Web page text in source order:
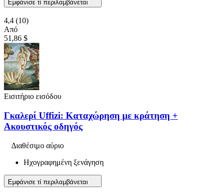
Εμφάνισε τί περιλαμβάνεται
4,4 (10)
Από
51,86 $
Εισιτήριο εισόδου
Γκαλερί Uffizi: Καταχώρηση με κράτηση +
Ακουστικός οδηγός
Διαθέσιμο αύριο
Ηχογραφημένη ξενάγηση
Εμφάνισε τί περιλαμβάνεται